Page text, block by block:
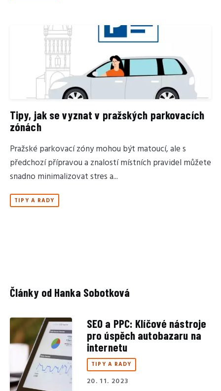
Tipy, jak se vyznat v pražských parkovacích
zónách
Pražské parkovací zóny mohou být matoucí, ale s
předchozí přípravou a znalostí místních pravidel můžete
snadno minimalizovat stres a...
TIPY A RADY
Články od Hanka Sobotková
SEO a PPC: Klíčové nástroje
pro úspěch autobazaru na
internetu
TIPY A RADY
20. 11. 2023